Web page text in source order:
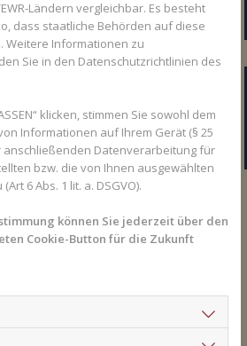
geholfen hat.
gerne eine Sammelquittung
zur Vorlage bei Ihrer
Finanzamt.
Zuzahlungsbefreiung durch Ihre
speichern, damit Sie Ihren
und nur auf unseren
Ländern vergleichbar. Es besteht
dass staatliche Behörden auf diese
Weitere Informationen zu
Sie in den Datenschutzrichtlinien des
klicken, stimmen Sie sowohl dem
Informationen auf Ihrem Gerät (§ 25
anschließenden Datenverarbeitung für
bzw. die von Ihnen ausgewählten
6 Abs. 1 lit. a. DSGVO).
können Sie jederzeit über den
Cookie-Button für die Zukunft